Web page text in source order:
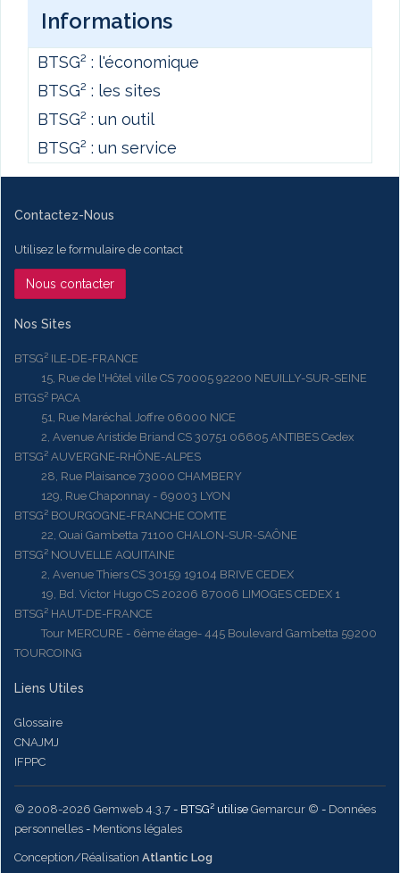
Informations
BTSG² : l'économique
BTSG² : les sites
BTSG² : un outil
BTSG² : un service
Contactez-Nous
Utilisez le formulaire de contact
Nous contacter
Nos Sites
BTSG² ILE-DE-FRANCE
15, Rue de l'Hôtel ville CS 70005 92200 NEUILLY-SUR-SEINE
BTGS² PACA
51, Rue Maréchal Joffre 06000 NICE
2, Avenue Aristide Briand CS 30751 06605 ANTIBES Cedex
BTSG² AUVERGNE-RHÔNE-ALPES
28, Rue Plaisance 73000 CHAMBERY
129, Rue Chaponnay - 69003 LYON
BTSG² BOURGOGNE-FRANCHE COMTE
22, Quai Gambetta 71100 CHALON-SUR-SAÔNE
BTSG² NOUVELLE AQUITAINE
2, Avenue Thiers CS 30159 19104 BRIVE CEDEX
19, Bd. Victor Hugo CS 20206 87006 LIMOGES CEDEX 1
BTSG² HAUT-DE-FRANCE
Tour MERCURE - 6ème étage- 445 Boulevard Gambetta 59200
TOURCOING
Liens Utiles
Glossaire
CNAJMJ
IFPPC
© 2008-2026 Gemweb 4.3.7 - BTSG² utilise Gemarcur © - Données
personnelles - Mentions légales
Conception/Réalisation Atlantic Log